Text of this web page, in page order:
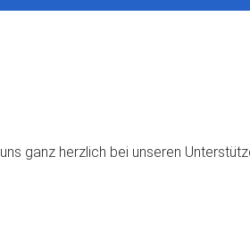
ganz herzlich bei unseren